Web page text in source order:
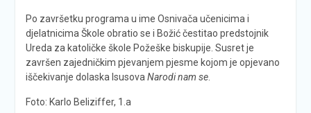
Po završetku programa u ime Osnivača učenicima i
djelatnicima Škole obratio se i Božić čestitao predstojnik
Ureda za katoličke škole Požeške biskupije. Susret je
završen zajedničkim pjevanjem pjesme kojom je opjevano
iščekivanje dolaska Isusova Narodi nam se.
Foto: Karlo Beliziffer, 1.a